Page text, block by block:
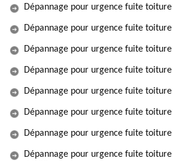
Dépannage pour urgence fuite
Dépannage pour urgence fuite
Dépannage pour urgence fuite
Dépannage pour urgence fuite
Dépannage pour urgence fuite
Dépannage pour urgence fuite
Dépannage pour urgence fuite
Dépannage pour urgence fuite